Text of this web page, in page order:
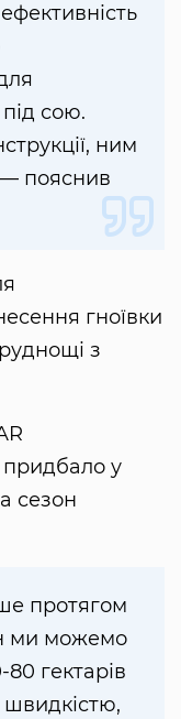
сою.
ним
пояснив
гноївки
з
придбало у
сезон
протягом
ми можемо
гектарів